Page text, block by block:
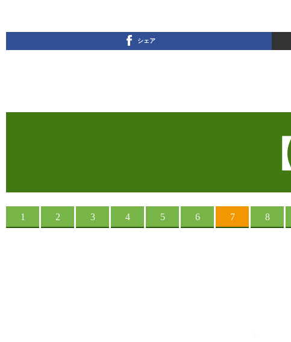
シェア